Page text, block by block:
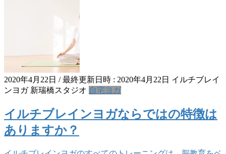
2020年4月22日 / 最終更新日時 : 2020年4月22日 イルチブレイ
ンヨガ 新瑞橋スタジオ 自宅ヨガ
イルチブレインヨガならではの特徴は
ありますか？